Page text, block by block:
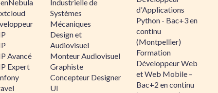
Avancé
Expert
Industrielle de
Systèmes
Mécaniques
Design et
Audiovisuel
Monteur Audiovisuel
Graphiste
Concepteur Designer
UI
d'Applications
Python - Bac+3 en
continu
(Montpellier)
Formation
Développeur Web
et Web Mobile –
Bac+2 en continu